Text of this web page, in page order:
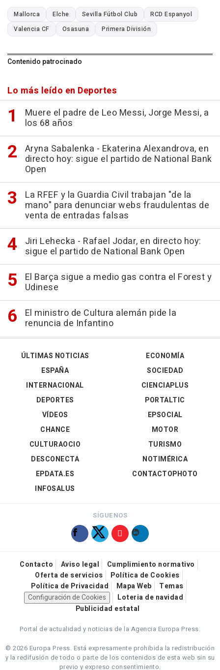
Mallorca Elche Sevilla Fútbol Club
RCD Espanyol
Valencia CF
Osasuna Primera División
Contenido patrocinado
Lo más leído en Deportes
Muere el padre de Leo Messi, Jorge Messi, a
los 68 años
Aryna Sabalenka - Ekaterina Alexandrova, en
directo hoy: sigue el partido de National Bank
Open
La RFEF y la Guardia Civil trabajan "de la
mano" para denunciar webs fraudulentas de
venta de entradas falsas
Jiri Lehecka - Rafael Jodar, en directo hoy:
sigue el partido de National Bank Open
El Barça sigue a medio gas contra el Forest y
Udinese
El ministro de Cultura alemán pide la
renuncia de Infantino
ÚLTIMAS NOTICIAS
ESPAÑA
INTERNACIONAL
DEPORTES
VÍDEOS
ECONOMÍA
SOCIEDAD
CIENCIAPLUS
PORTALTIC
EPSOCIAL
CHANCE
CULTURAOCIO
DESCONECTA
EPDATA.ES
INFOSALUS
MOTOR
TURISMO
NOTIMÉRICA
CONTACTOPHOTO
SÍGUENOS
Contacto Aviso legal
Cumplimiento normativo
Oferta de servicios
Política de Cookies
Política de Privacidad
Mapa Web
Temas
Configuración de Cookies
Loteria de navidad
Publicidad estatal
Portal de actualidad y noticias de la Agencia Europa Press.
© 2026 Europa Press. Está expresamente prohibida la redistribución
y la redifusión de todo o parte de los contenidos de esta web sin su
previo y expreso consentimiento.